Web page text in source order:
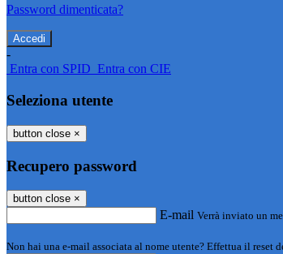
Password dimenticata?
-
Entra con SPID Entra con CIE
Seleziona utente
button close ×
Recupero password
button close ×
E-mail Verrà inviato un
Non hai una e-mail associata al nome utente? Effettua il reset